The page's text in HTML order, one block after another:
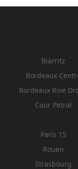
Biarritz
Bordeaux
Bordeaux Rive
Cour Petral
Paris 15
Rouen
Strasbourg